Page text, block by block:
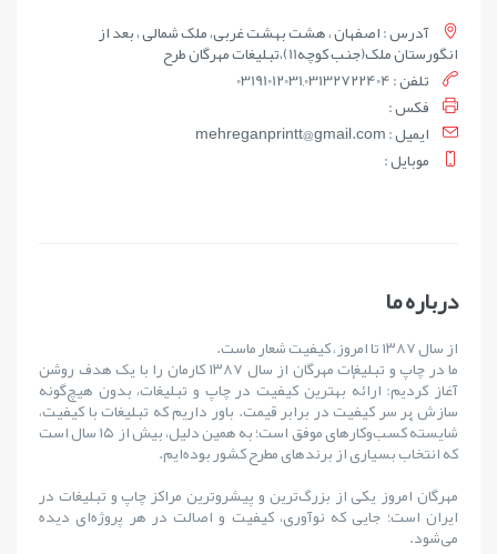
آدرس : اصفهان ، هشت بهشت غربی، ملک شمالی ، بعد از
انگورستان ملک(جنب کوچه11)،تبلیغات مهرگان طرح
تلفن : 03191012031,03132722404
فکس :
ايميل : mehreganprintt@gmail.com
موبايل :
درباره ما
از سال ۱۳۸۷ تا امروز، کیفیت شعار ماست.
ما در چاپ و تبلیغات مهرگان از سال ۱۳۸۷ کارمان را با یک هدف روشن
آغاز کردیم: ارائهٔ بهترین کیفیت در چاپ و تبلیغات، بدون هیچ‌گونه
سازش بر سر کیفیت در برابر قیمت. باور داریم که تبلیغات با کیفیت،
شایستهٔ کسب‌وکارهای موفق است؛ به همین دلیل، بیش از ۱۵ سال است
که انتخاب بسیاری از برندهای مطرح کشور بوده‌ایم.
مهرگان امروز یکی از بزرگ‌ترین و پیشروترین مراکز چاپ و تبلیغات در
ایران است؛ جایی که نوآوری، کیفیت و اصالت در هر پروژه‌ای دیده
می‌شود.